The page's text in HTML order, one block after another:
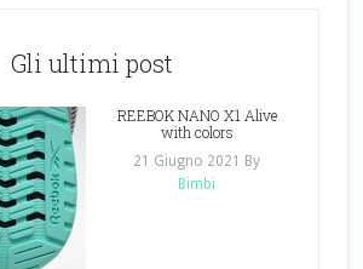
Gli ultimi post
REEBOK NANO X1 Alive
with colors
21 Giugno 2021 By
Bimbi